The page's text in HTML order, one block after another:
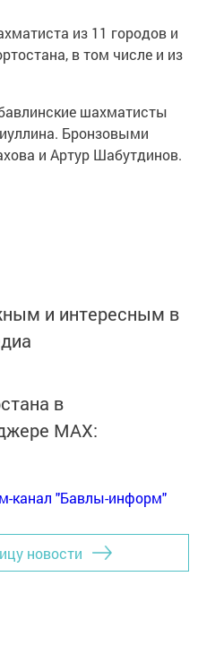
из 11 городов и
в том числе и из
шахматисты
Бронзовыми
и Артур Шабутдинов.
и интересным в
в
MАХ:
канал "Бавлы-информ"
новости